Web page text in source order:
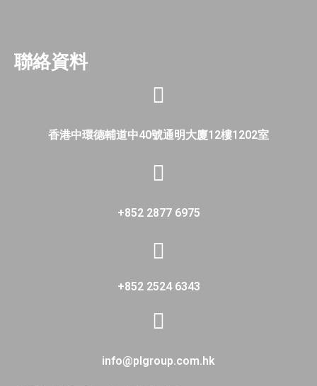
聯絡資料
香港中環德輔道中40號通明大廈12樓1202室
+852 2877 6975
+852 2524 6343
info@plgroup.com.hk